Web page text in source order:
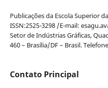
Publicações da Escola Superior
ISSN:2525-3298 /E-mail:
Setor de Indústrias Gráficas,
460 – Brasília/DF – Brasil.
Contato Principal